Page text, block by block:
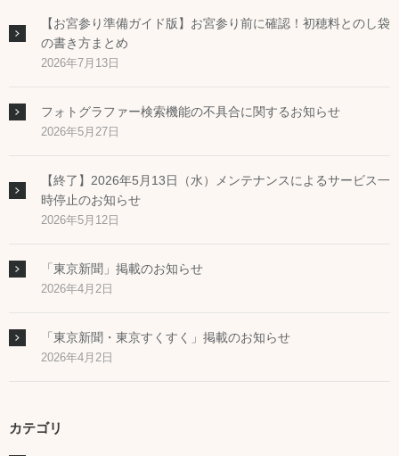
【お宮参り準備ガイド版】お宮参り前に確認！初穂料とのし袋
の書き方まとめ
2026年7月13日
フォトグラファー検索機能の不具合に関するお知らせ
2026年5月27日
【終了】2026年5月13日（水）メンテナンスによるサービス一
時停止のお知らせ
2026年5月12日
「東京新聞」掲載のお知らせ
2026年4月2日
「東京新聞・東京すくすく」掲載のお知らせ
2026年4月2日
カテゴリ